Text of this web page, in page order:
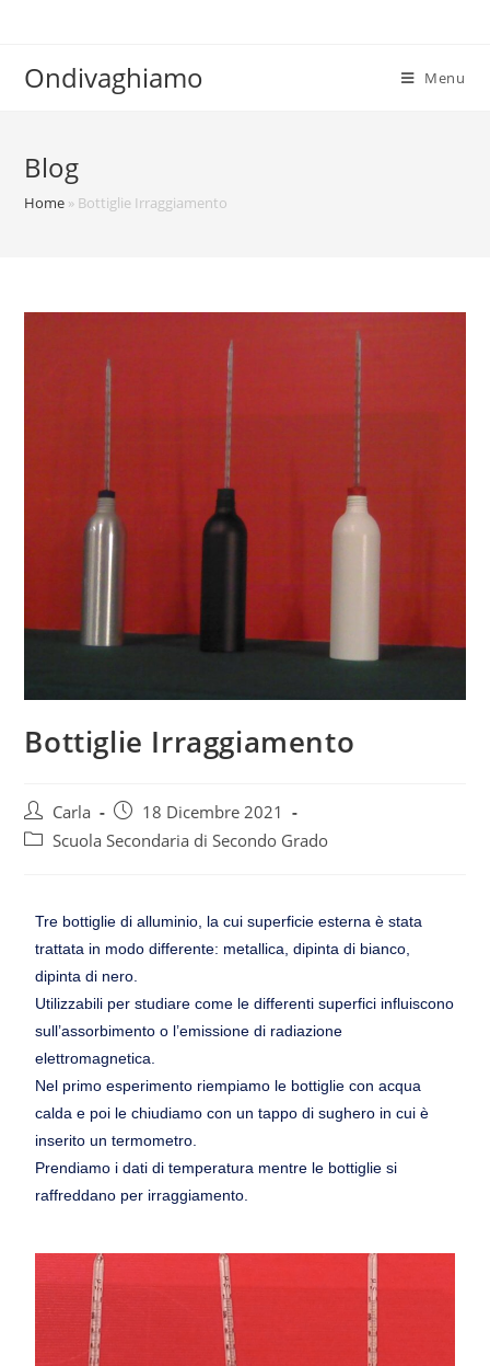
Ondivaghiamo Menu
Blog
Home » Bottiglie Irraggiamento
Bottiglie Irraggiamento
Carla
18 Dicembre 2021
Scuola Secondaria di Secondo Grado
Tre bottiglie di alluminio, la cui superficie esterna è stata
trattata in modo differente: metallica, dipinta di bianco,
dipinta di nero.
Utilizzabili per studiare come le differenti superfici influiscono
sull’assorbimento o l’emissione di radiazione
elettromagnetica.
Nel primo esperimento riempiamo le bottiglie con acqua
calda e poi le chiudiamo con un tappo di sughero in cui è
inserito un termometro.
Prendiamo i dati di temperatura mentre le bottiglie si
raffreddano per irraggiamento.